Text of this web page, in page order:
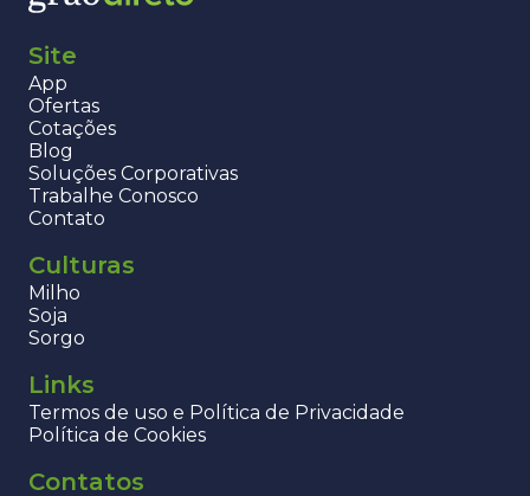
Site
App
Ofertas
Cotações
Blog
Soluções Corporativas
Trabalhe Conosco
Contato
Culturas
Milho
Soja
Sorgo
Links
Termos de uso e Política de Privacidade
Política de Cookies
Contatos